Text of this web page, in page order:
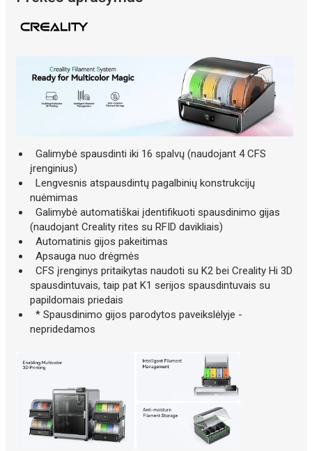
Galimybė spausdinti iki 16 spalvų (naudojant 4 CFS
įrenginius)
Lengvesnis atspausdintų pagalbinių konstrukcijų
nuėmimas
Galimybė automatiškai įdentifikuoti spausdinimo gijas
(naudojant Creality rites su RFID davikliais)
Automatinis gijos pakeitimas
Apsauga nuo drėgmės
CFS įrenginys pritaikytas naudoti su K2 bei Creality Hi 3D
spausdintuvais, taip pat K1 serijos spausdintuvais su
papildomais priedais
* Spausdinimo gijos parodytos paveikslėlyje -
nepridedamos